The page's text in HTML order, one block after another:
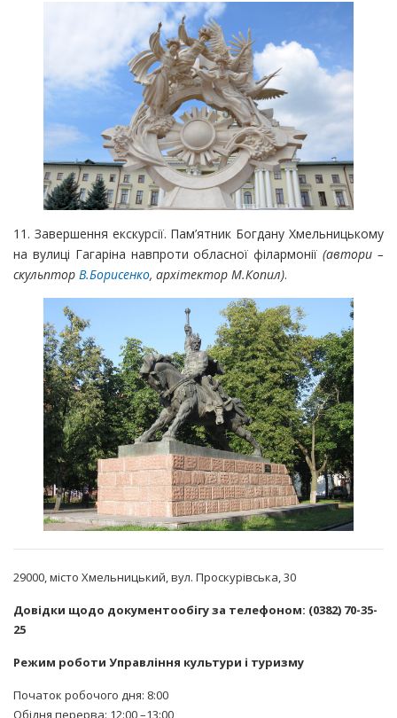
11. Завершення екскурсії. Пам’ятник Богдану Хмельницькому
на вулиці Гагаріна навпроти обласної філармонії(автори –
скульптор В.Борисенко, архітектор М.Копил).
29000, місто Хмельницький, вул. Проскурівська, 30
Довідки щодо документообігу за телефоном: (0382) 70-35-
25
Режим роботи Управління культури і туризму
Початок робочого дня: 8:00
Обідня перерва: 12:00 –13:00,